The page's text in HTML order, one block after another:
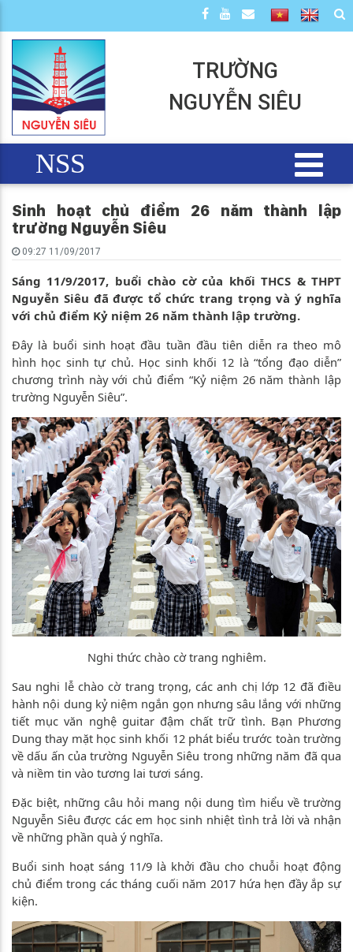
TRƯỜNG
NGUYỄN SIÊU
NSS
Sinh hoạt chủ điểm 26 năm thành lập
trường Nguyễn Siêu
09:27 11/09/2017
Sáng 11/9/2017, buổi chào cờ của khối THCS & THPT
Nguyễn Siêu đã được tổ chức trang trọng và ý nghĩa
với chủ điểm Kỷ niệm 26 năm thành lập trường.
Đây là buổi sinh hoạt đầu tuần đầu tiên diễn ra theo mô
hình học sinh tự chủ. Học sinh khối 12 là “tổng đạo diễn”
chương trình này với chủ điểm “Kỷ niệm 26 năm thành lập
trường Nguyễn Siêu”.
Nghi thức chào cờ trang nghiêm.
Sau nghi lễ chào cờ trang trọng, các anh chị lớp 12 đã điều
hành nội dung kỷ niệm ngắn gọn nhưng sâu lắng với những
tiết mục văn nghệ guitar đậm chất trữ tình. Bạn Phương
Dung thay mặt học sinh khối 12 phát biểu trước toàn trường
về dấu ấn của trường Nguyễn Siêu trong những năm đã qua
và niềm tin vào tương lai tươi sáng.
Đặc biệt, những câu hỏi mang nội dung tìm hiểu về trường
Nguyễn Siêu được các em học sinh nhiệt tình trả lời và nhận
về những phần quà ý nghĩa.
Buổi sinh hoạt sáng 11/9 là khởi đầu cho chuỗi hoạt động
chủ điểm trong các tháng cuối năm 2017 hứa hẹn đầy ắp sự
kiện.